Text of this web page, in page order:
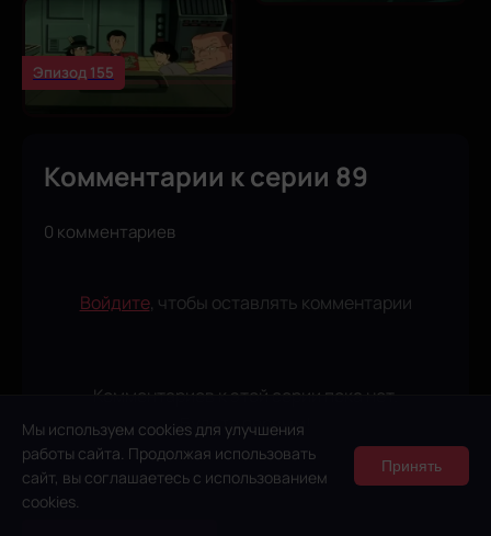
Мы используем cookies для улучшения
работы сайта. Продолжая использовать
сайт, вы соглашаетесь с использованием
cookies.
Принять
Эпизод 155
Комментарии к серии 89
0 комментариев
Войдите, чтобы оставлять комментарии
Комментариев к этой серии пока нет.
Будьте первым!